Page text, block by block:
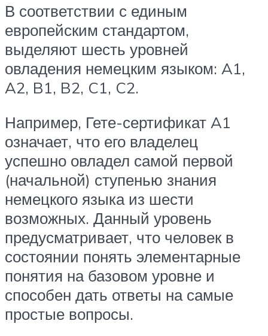
В соответствии с единым
европейским стандартом,
выделяют шесть уровней
овладения немецким языком: A1,
A2, B1, B2, C1, C2.
Например, Гете-сертификат A1
означает, что его владелец
успешно овладел самой первой
(начальной) ступенью знания
немецкого языка из шести
возможных. Данный уровень
предусматривает, что человек в
состоянии понять элементарные
понятия на базовом уровне и
способен дать ответы на самые
простые вопросы.